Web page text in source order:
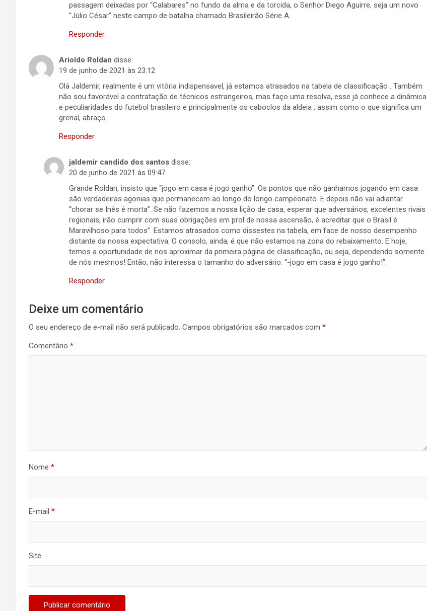
passagem deixadas por “Calabares” no fundo da alma e da torcida, o Senhor Diego Aguirre, seja um novo
“Júlio César” neste campo de batalha chamado Brasileirão Série A.
Responder
Arioldo Roldan disse:
19 de junho de 2021 às 23:12
Olá Jaldemir, realmente é um vitória indispensavel, já estamos atrasados na tabela de classificação . Também
não sou favorável a contratação de técnicos estrangeiros, mas faço uma resolva, esse já conhece a dinâmica
e peculiaridades do futebol brasileiro e principalmente os caboclos da aldeia , assim como o que significa um
grenal, abraço.
Responder
jaldemir candido dos santos disse:
20 de junho de 2021 às 09:47
Grande Roldan, insisto que “jogo em casa é jogo ganho”. Os pontos que não ganhamos jogando em casa
são verdadeiras agonias que permanecem ao longo do longo campeonato. E depois não vai adiantar
“chorar se Inês é morta”. Se não fazemos a nossa lição de casa, esperar que adversários, excelentes rivais
regionais, irão cumprir com suas obrigações em prol de nossa ascensão, é acreditar que o Brasil é
Maravilhoso para todos”. Estamos atrasados como dissestes na tabela, em face de nosso desempenho
distante da nossa expectativa. O consolo, ainda, é que não estamos na zona do rebaixamento. E hoje,
temos a oportunidade de nos aproximar da primeira página de classificação, ou seja, dependendo somente
de nós mesmos! Então, não interessa o tamanho do adversário: “-jogo em casa é jogo ganho!”.
Responder
Deixe um comentário
O seu endereço de e-mail não será publicado. Campos obrigatórios são marcados com *
Comentário *
Nome *
E-mail *
Site